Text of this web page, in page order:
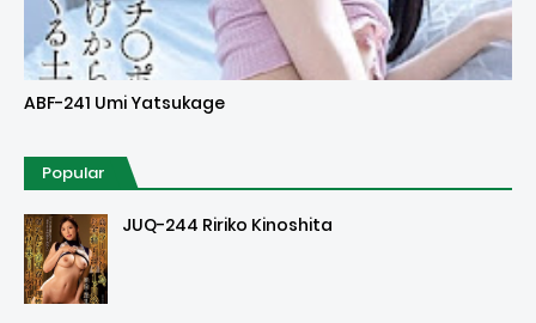
Uncensored
ABF-241 Umi Yatsukage
Popular
JUQ-244 Ririko Kinoshita